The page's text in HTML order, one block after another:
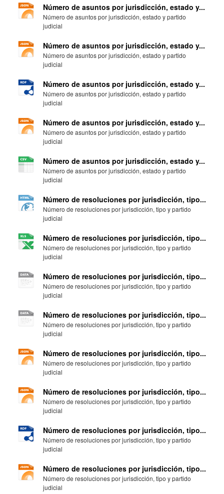
Número de asuntos por jurisdicción, estado y...
Número de asuntos por jurisdicción, estado y partido
judicial
Número de asuntos por jurisdicción, estado y...
Número de asuntos por jurisdicción, estado y partido
judicial
Número de asuntos por jurisdicción, estado y...
Número de asuntos por jurisdicción, estado y partido
judicial
Número de asuntos por jurisdicción, estado y...
Número de asuntos por jurisdicción, estado y partido
judicial
Número de asuntos por jurisdicción, estado y...
Número de asuntos por jurisdicción, estado y partido
judicial
Número de resoluciones por jurisdicción, tipo...
Número de resoluciones por jurisdicción, tipo y partido
judicial
Número de resoluciones por jurisdicción, tipo...
Número de resoluciones por jurisdicción, tipo y partido
judicial
Número de resoluciones por jurisdicción, tipo...
Número de resoluciones por jurisdicción, tipo y partido
judicial
Número de resoluciones por jurisdicción, tipo...
Número de resoluciones por jurisdicción, tipo y partido
judicial
Número de resoluciones por jurisdicción, tipo...
Número de resoluciones por jurisdicción, tipo y partido
judicial
Número de resoluciones por jurisdicción, tipo...
Número de resoluciones por jurisdicción, tipo y partido
judicial
Número de resoluciones por jurisdicción, tipo...
Número de resoluciones por jurisdicción, tipo y partido
judicial
Número de resoluciones por jurisdicción, tipo...
Número de resoluciones por jurisdicción, tipo y partido
judicial